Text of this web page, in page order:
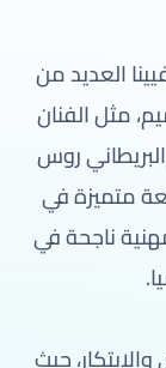
العديد من
مثل الفنان
روس
متميزة في
ناجحة في
حيث